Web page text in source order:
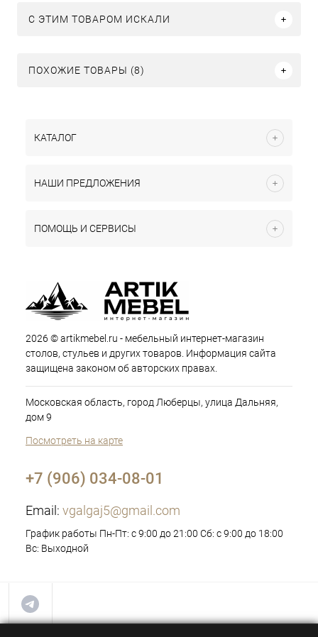
C ЭТИМ ТОВАРОМ ИСКАЛИ
ПОХОЖИЕ ТОВАРЫ (8)
КАТАЛОГ
НАШИ ПРЕДЛОЖЕНИЯ
ПОМОЩЬ И СЕРВИСЫ
2026 © artikmebel.ru - мебельный интернет-магазин
столов, стульев и других товаров. Информация сайта
защищена законом об авторских правах.
Московская область, город Люберцы, улица Дальняя,
дом 9
Посмотреть на карте
+7 (906) 034-08-01
Email: vgalgaj5@gmail.com
График работы Пн-Пт: с 9:00 до 21:00 Сб: с 9:00 до 18:00
Вс: Выходной